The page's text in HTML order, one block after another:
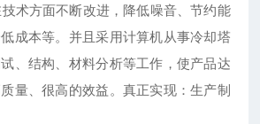
术方面不断改进，降低噪音、节约能
成本等。并且采用计算机从事冷却塔
、结构、材料分析等工作，使产品达
量、很高的效益。真正实现：生产制